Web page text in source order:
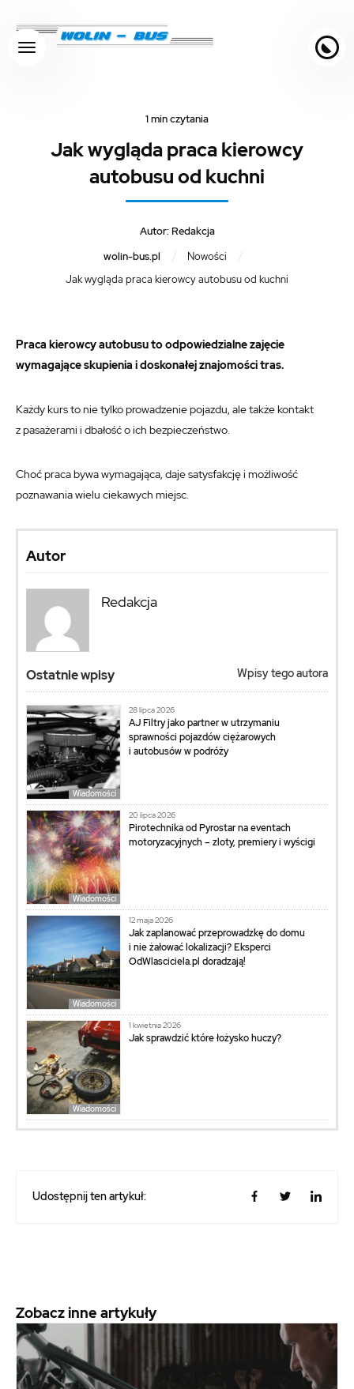
Skocz do treści
1 min czytania
Jak wygląda praca kierowcy
autobusu od kuchni
Autor: Redakcja
wolin-bus.pl
Nowości
Jak wygląda praca kierowcy autobusu od kuchni
Praca kierowcy autobusu to odpowiedzialne zajęcie
wymagające skupienia i doskonałej znajomości tras.
Każdy kurs to nie tylko prowadzenie pojazdu, ale także kontakt
z pasażerami i dbałość o ich bezpieczeństwo.
Choć praca bywa wymagająca, daje satysfakcję i możliwość
poznawania wielu ciekawych miejsc.
Autor
Redakcja
Ostatnie wpisy Wpisy tego autora
Wiadomości
28 lipca 2026
AJ Filtry jako partner w utrzymaniu
sprawności pojazdów ciężarowych
i autobusów w podróży
Wiadomości
20 lipca 2026
Pirotechnika od Pyrostar na eventach
motoryzacyjnych – zloty, premiery i wyścigi
Wiadomości
12 maja 2026
Jak zaplanować przeprowadzkę do domu
i nie żałować lokalizacji? Eksperci
OdWlasciciela.pl doradzają!
Wiadomości
1 kwietnia 2026
Jak sprawdzić które łożysko huczy?
Udostępnij ten artykuł:
Zobacz inne artykuły